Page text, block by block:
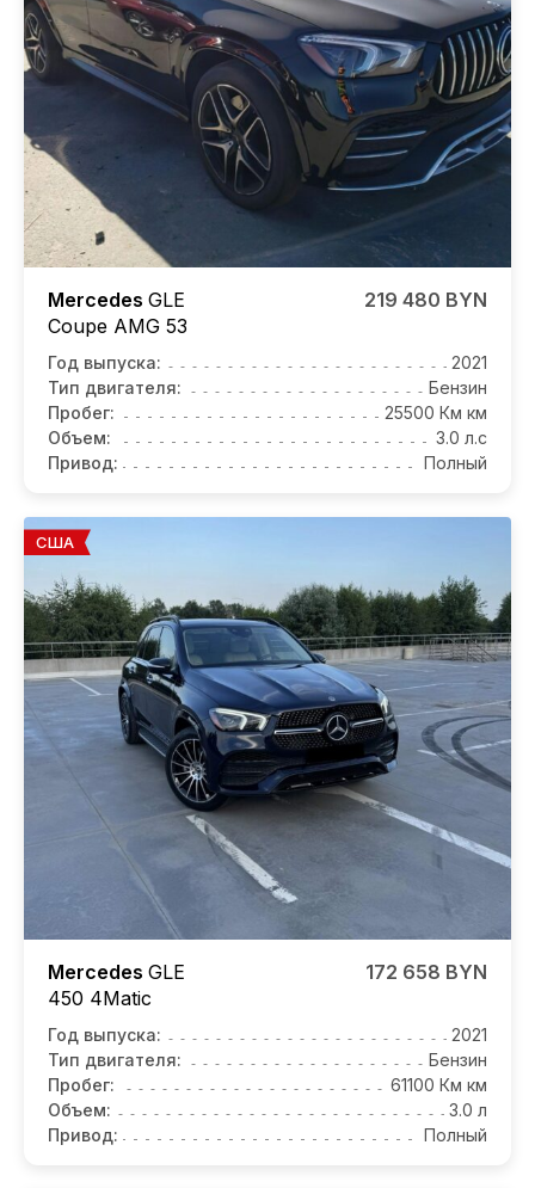
Mercedes GLE
Coupe AMG 53
219 480 BYN
Год выпуска:
2021
Тип двигателя:
Бензин
Пробег:
25500 Км км
Объем:
3.0 л.с
Привод:
Полный
США
Mercedes GLE
450 4Matic
172 658 BYN
Год выпуска:
2021
Тип двигателя:
Бензин
Пробег:
61100 Км км
Объем:
3.0 л
Привод:
Полный